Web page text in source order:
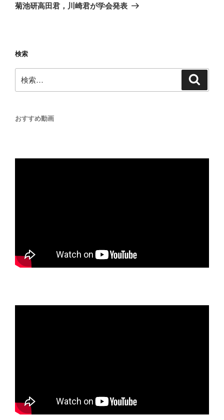
ゲ
ン
の
菊池研高田君，川崎君が学会発表
検索
索:
おすすめ動画